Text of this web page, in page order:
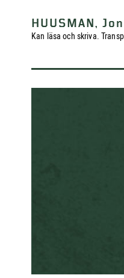
HUUSMAN,
Kan läsa och skriva.